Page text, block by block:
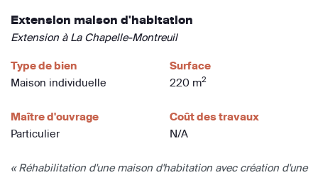
Extension maison d'habitation
Extension à La Chapelle-Montreuil
Type de bien
Maison individuelle
Surface
220 m2
Maître d'ouvrage
Particulier
Coût des travaux
N/A
« Réhabilitation d'une maison d'habitation avec création d'une